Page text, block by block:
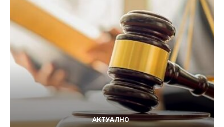
АКТУАЛНО